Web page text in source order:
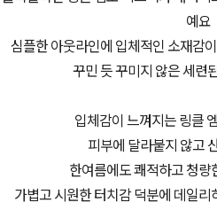
예요
심플한 아웃라인에 입체적인 소재감
꾸민 듯 꾸미지 않은 세련
입체감이 느껴지는 링클
피부에 달라붙지 않고
한여름에도 쾌적하고 청
가볍고 시원한 터치감 덕분에 데일